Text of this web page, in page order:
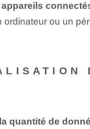
ou un
quantité de